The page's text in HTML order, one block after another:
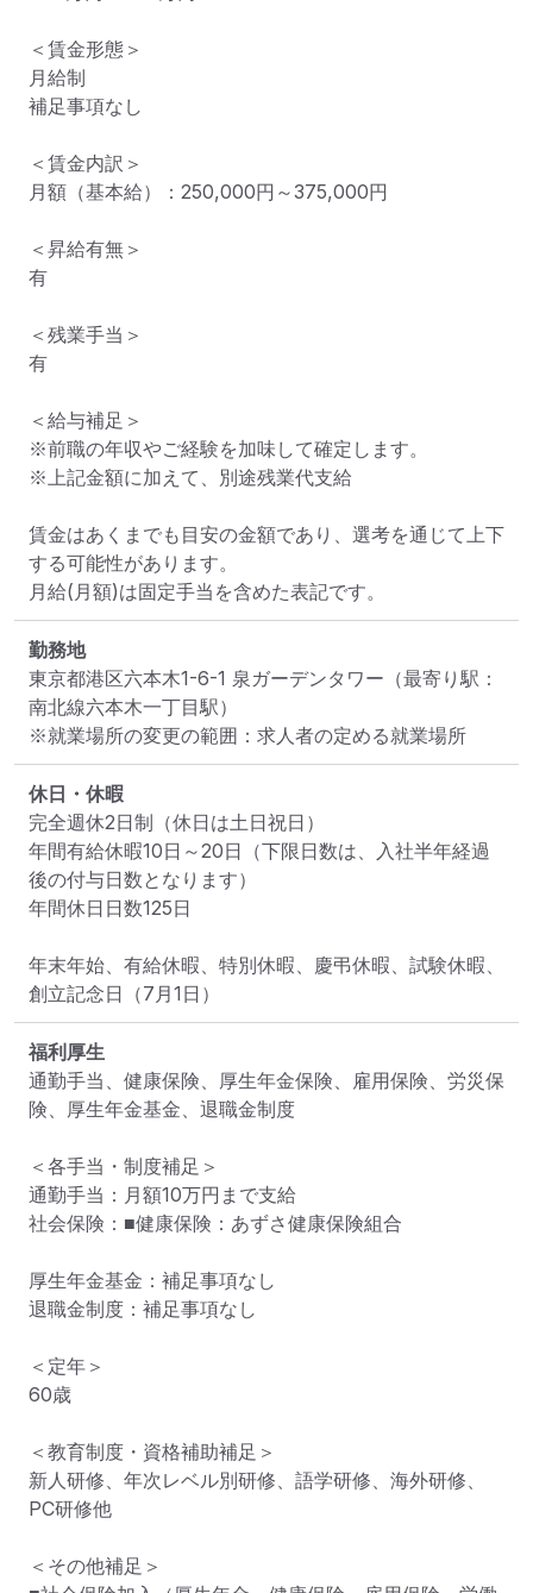
＜賃金形態＞
月給制
補足事項なし
＜賃金内訳＞
月額（基本給）：250,000円～375,000円
＜昇給有無＞
有
＜残業手当＞
有
＜給与補足＞
※前職の年収やご経験を加味して確定します。
※上記金額に加えて、別途残業代支給
賃金はあくまでも目安の金額であり、選考を通じて上下
する可能性があります。
月給(月額)は固定手当を含めた表記です。
勤務地
東京都港区六本木1-6-1 泉ガーデンタワー （最寄り駅：
南北線六本木一丁目駅）
※就業場所の変更の範囲：求人者の定める就業場所
休日・休暇
完全週休2日制（休日は土日祝日）
年間有給休暇10日～20日（下限日数は、入社半年経過
後の付与日数となります）
年間休日日数125日
年末年始、有給休暇、特別休暇、慶弔休暇、試験休暇、
創立記念日（7月1日）
福利厚生
通勤手当、健康保険、厚生年金保険、雇用保険、労災保
険、厚生年金基金、退職金制度
＜各手当・制度補足＞
通勤手当：月額10万円まで支給
社会保険：■健康保険：あずさ健康保険組合
厚生年金基金：補足事項なし
退職金制度：補足事項なし
＜定年＞
60歳
＜教育制度・資格補助補足＞
新人研修、年次レベル別研修、語学研修、海外研修、
PC研修他
＜その他補足＞